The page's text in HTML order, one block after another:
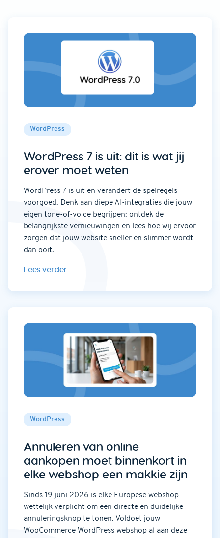
WordPress
WordPress 7 is uit: dit is wat jij
erover moet weten
WordPress 7 is uit en verandert de spelregels
voorgoed. Denk aan diepe AI-integraties die jouw
eigen tone-of-voice begrijpen: ontdek de
belangrijkste vernieuwingen en lees hoe wij ervoor
zorgen dat jouw website sneller en slimmer wordt
dan ooit.
Lees verder
WordPress
Annuleren van online
aankopen moet binnenkort in
elke webshop een makkie zijn
Sinds 19 juni 2026 is elke Europese webshop
wettelijk verplicht om een directe en duidelijke
annuleringsknop te tonen. Voldoet jouw
WooCommerce WordPress webshop al aan deze